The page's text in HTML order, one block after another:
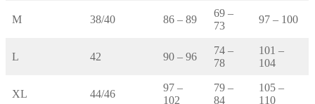
M 38/40 86 – 89
69 –
73
97 – 100
L 42 90 – 96
74 –
78
101 –
104
XL 44/46
97 –
102
79 –
84
105 –
110